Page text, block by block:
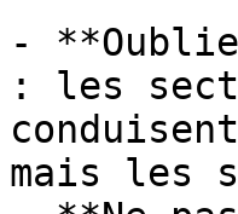
-
: les
mais les